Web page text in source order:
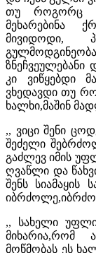
თუ როგორც
მეხარებინა
მივიდოდი,
ზნეჩვეულებანი
კი ვიწყებდი
ვხედავდი თუ
ხალხი,მაშინ
,, ვიცი შენი
შეძელი
გაძლევ იმის
ღვაწლი და
შენს სიამაყის
,, სახელი
მიხარია,რომ
მოწმობას ეს